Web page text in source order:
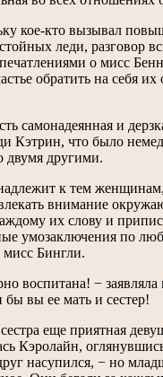
кое-кто вызывал
леди, разговор
о мисс
обратить на себя их
самонадеянная и
Кэтрин, что было
двумя другими.
к тем
внимание
их слову и
умозаключения по
мисс Бингли.
воспитана! − заявляла
вы ее мать и сестер!
еще приятная
Кэролайн,
насупился, − но